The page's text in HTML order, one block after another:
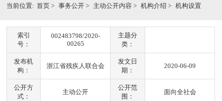
当前位置: 首页 > 事务公开> 主动公开内容> 机构介绍> 机构设置
索引
号：
002483798/2020-
00265
主题分
类：
发布机
构：
浙江省残疾人联合会
发文日
期：
2020-06-09
公开方
式：
主动公开
公开范
围：
面向全社会